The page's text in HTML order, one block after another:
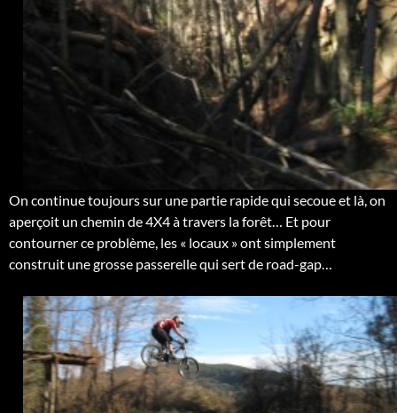
On continue toujours sur une partie rapide qui secoue et là, on
aperçoit un chemin de 4X4 à travers la forêt… Et pour
contourner ce problème, les « locaux » ont simplement
construit une grosse passerelle qui sert de road-gap…